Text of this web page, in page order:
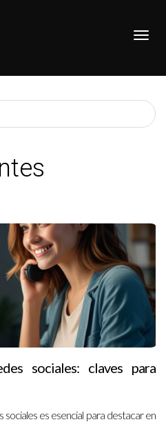
sociales: claves para
es esencial para destacar en